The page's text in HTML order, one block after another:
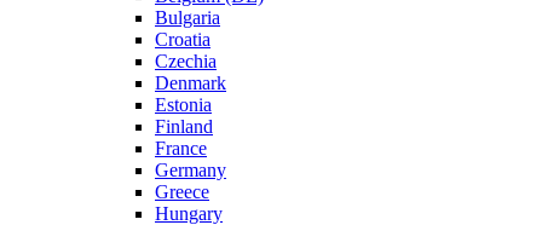
Bulgaria
Croatia
Czechia
Denmark
Estonia
Finland
France
Germany
Greece
Hungary